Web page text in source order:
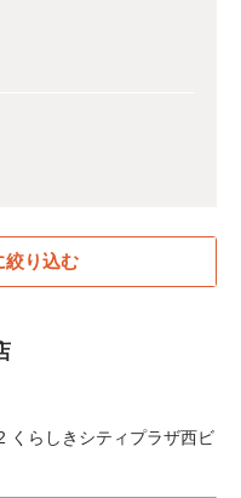
絞り込む
くらしきシティプラザ西ビ